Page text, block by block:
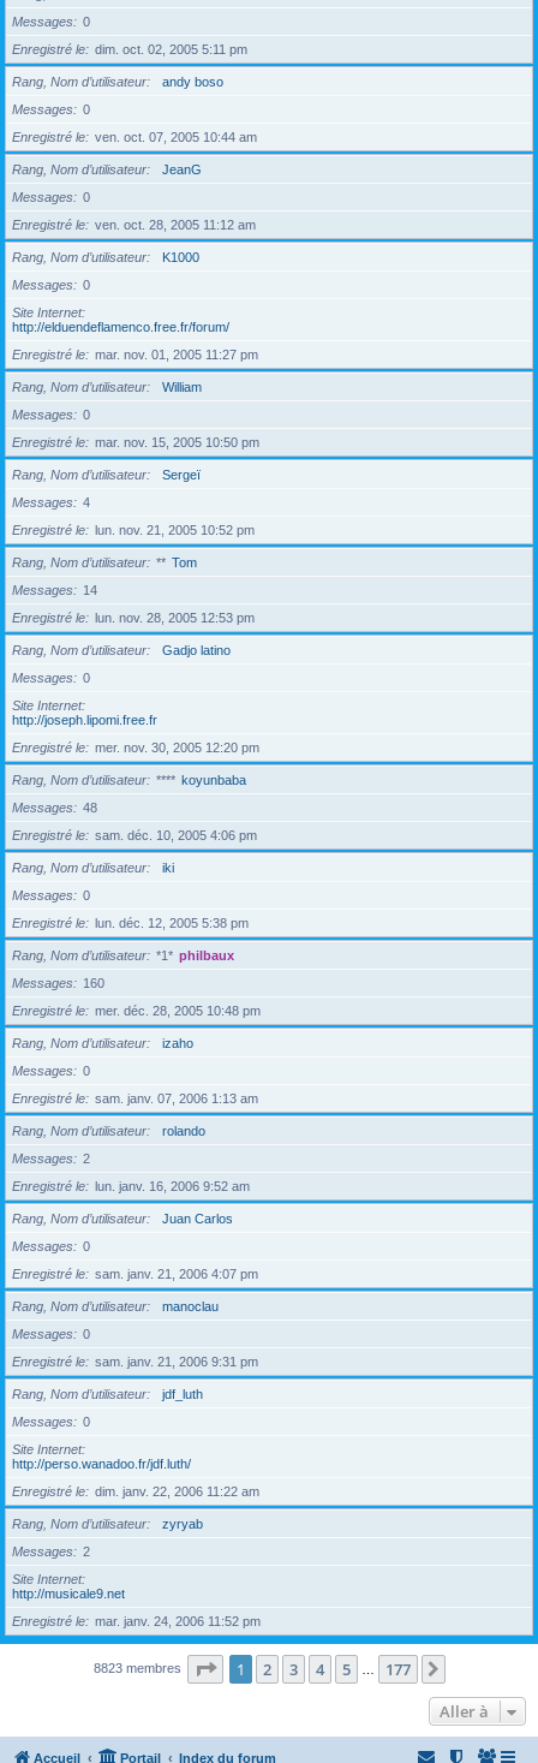
Messages
0
Enregistré le
dim. oct. 02, 2005 5:11 pm
Rang, Nom d’utilisateur
andy boso
Messages
0
Enregistré le
ven. oct. 07, 2005 10:44 am
Rang, Nom d’utilisateur
JeanG
Messages
0
Enregistré le
ven. oct. 28, 2005 11:12 am
Rang, Nom d’utilisateur
K1000
Messages
0
Site Internet
http://elduendeflamenco.free.fr/forum/
Enregistré le
mar. nov. 01, 2005 11:27 pm
Rang, Nom d’utilisateur
William
Messages
0
Enregistré le
mar. nov. 15, 2005 10:50 pm
Rang, Nom d’utilisateur
Sergeï
Messages
4
Enregistré le
lun. nov. 21, 2005 10:52 pm
Rang, Nom d’utilisateur ** Tom
Messages
14
Enregistré le
lun. nov. 28, 2005 12:53 pm
Rang, Nom d’utilisateur
Gadjo latino
Messages
0
Site Internet
http://joseph.lipomi.free.fr
Enregistré le
mer. nov. 30, 2005 12:20 pm
Rang, Nom d’utilisateur **** koyunbaba
Messages
48
Enregistré le
sam. déc. 10, 2005 4:06 pm
Rang, Nom d’utilisateur
iki
Messages
0
Enregistré le
lun. déc. 12, 2005 5:38 pm
Rang, Nom d’utilisateur *1* philbaux
Messages
160
Enregistré le
mer. déc. 28, 2005 10:48 pm
Rang, Nom d’utilisateur
izaho
Messages
0
Enregistré le
sam. janv. 07, 2006 1:13 am
Rang, Nom d’utilisateur
rolando
Messages
2
Enregistré le
lun. janv. 16, 2006 9:52 am
Rang, Nom d’utilisateur
Juan Carlos
Messages
0
Enregistré le
sam. janv. 21, 2006 4:07 pm
Rang, Nom d’utilisateur
manoclau
Messages
0
Enregistré le
sam. janv. 21, 2006 9:31 pm
Rang, Nom d’utilisateur
jdf_luth
Messages
0
Site Internet
http://perso.wanadoo.fr/jdf.luth/
Enregistré le
dim. janv. 22, 2006 11:22 am
Rang, Nom d’utilisateur
zyryab
Messages
2
Site Internet
http://musicale9.net
Enregistré le
mar. janv. 24, 2006 11:52 pm
8823 membres Page 1sur177
1 2 3 4 5 177
Aller à
Accueil Portail Index du forum